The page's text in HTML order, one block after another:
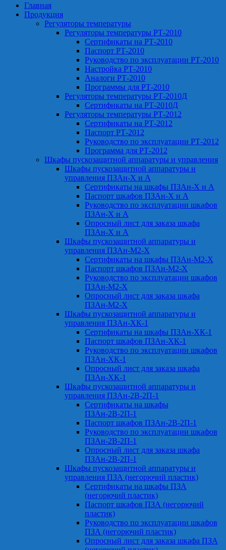
Главная
Продукция
Регуляторы температуры
Регуляторы температуры РТ-2010
Сертификаты на РТ-2010
Паспорт РТ-2010
Руководство по эксплуатации РТ-2010
Настройка РТ-2010
Аналоги РТ-2010
Программы для РТ-2010
Регуляторы температуры РТ-2010Д
Сертификаты на РТ-2010Д
Регуляторы температуры РТ-2012
Сертификаты на РТ-2012
Паспорт РТ-2012
Руководство по эксплуатации РТ-2012
Программа для РТ-2012
Шкафы пускозащитной аппаратуры и управления
Шкафы пускозащитной аппаратуры и
управления ПЗАн-Х и А
Сертификаты на шкафы ПЗАн-Х и А
Паспорт шкафов ПЗАн-Х и А
Руководство по эксплуатации шкафов
ПЗАн-Х и А
Опросный лист для заказа шкафа
ПЗАн-Х и А
Шкафы пускозащитной аппаратуры и
управления ПЗАн-М2-Х
Сертификаты на шкафы ПЗАн-М2-Х
Паспорт шкафов ПЗАн-М2-Х
Руководство по эксплуатации шкафов
ПЗАн-М2-Х
Опросный лист для заказа шкафа
ПЗАн-М2-Х
Шкафы пускозащитной аппаратуры и
управления ПЗАн-ХК-1
Сертификаты на шкафы ПЗАн-ХК-1
Паспорт шкафов ПЗАн-ХК-1
Руководство по эксплуатации шкафов
ПЗАн-ХК-1
Опросный лист для заказа шкафа
ПЗАн-ХК-1
Шкафы пускозащитной аппаратуры и
управления ПЗАн-2В-2П-1
Сертификаты на шкафы
ПЗАн-2В-2П-1
Паспорт шкафов ПЗАн-2В-2П-1
Руководство по эксплуатации шкафов
ПЗАн-2В-2П-1
Опросный лист для заказа шкафа
ПЗАн-2В-2П-1
Шкафы пускозащитной аппаратуры и
управления ПЗА (негорючий пластик)
Сертификаты на шкафы ПЗА
(негорючий пластик)
Паспорт шкафов ПЗА (негорючий
пластик)
Руководство по эксплуатации шкафов
ПЗА (негорючий пластик)
Опросный лист для заказа шкафа ПЗА